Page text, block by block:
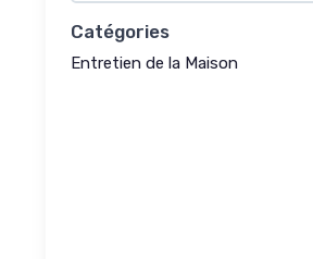
Catégories
Entretien de la Maison